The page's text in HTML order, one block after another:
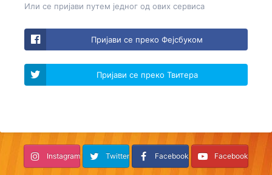
Или се пријави путем једног од ових сервиса
Пријави се преко Фејсбуком
Пријави се преко Твитера
Instagram Twitter Facebook Facebook